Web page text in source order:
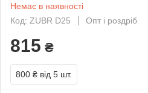
Немає в наявності
Код: ZUBR D25
Опт і роздріб
815 ₴
800 ₴ від 5 шт.